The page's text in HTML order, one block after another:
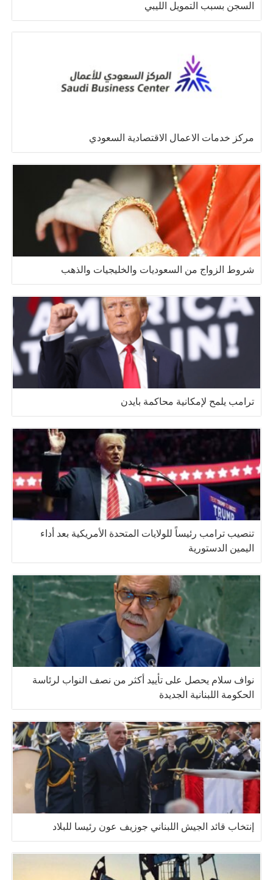
السجن بسبب التمويل الليبي
مركز خدمات الاعمال الاقتصادية السعودي
شروط الزواج من السعوديات والخليجيات والذهب
ترامب يلمح لإمكانية محاكمة بايدن
تنصيب ترامب رئيساً للولايات المتحدة الأمريكية بعد أداء
اليمين الدستورية
نواف سلام يحصل على تأييد أكثر من نصف النواب لرئاسة
الحكومة اللبنانية الجديدة
إنتخاب قائد الجيش اللبناني جوزيف عون رئيسا للبلاد